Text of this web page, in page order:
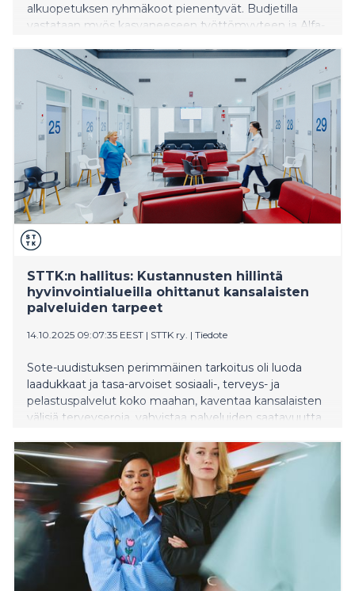
alkuopetuksen ryhmäkoot pienentyvät. Budjetilla
vastataan myös kasvaneeseen työttömyyteen ja Alfa-
STTK:n hallitus: Kustannusten hillintä
hyvinvointialueilla ohittanut kansalaisten
palveluiden tarpeet
14.10.2025 09:07:35 EEST | STTK ry. | Tiedote
Sote-uudistuksen perimmäinen tarkoitus oli luoda
laadukkaat ja tasa-arvoiset sosiaali-, terveys- ja
pelastuspalvelut koko maahan, kaventaa kansalaisten
välisiä terveyseroja, vahvistaa palveluiden saatavuutta
keskellä ja hillitä kustannusten kasvua.